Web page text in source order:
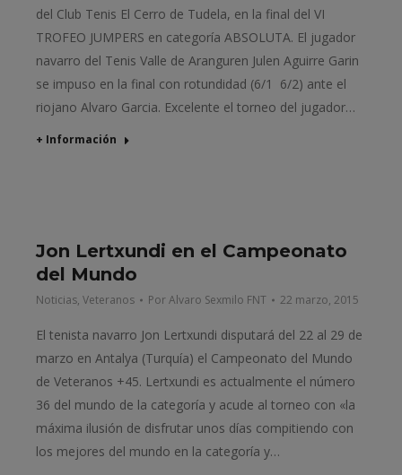
del Club Tenis El Cerro de Tudela, en la final del VI
TROFEO JUMPERS en categoría ABSOLUTA. El jugador
navarro del Tenis Valle de Aranguren Julen Aguirre Garin
se impuso en la final con rotundidad (6/1 6/2) ante el
riojano Alvaro Garcia. Excelente el torneo del jugador…
+ Información
Jon Lertxundi en el Campeonato
del Mundo
Noticias, Veteranos PorAlvaro Sexmilo FNT 22 marzo, 2015
El tenista navarro Jon Lertxundi disputará del 22 al 29 de
marzo en Antalya (Turquía) el Campeonato del Mundo
de Veteranos +45. Lertxundi es actualmente el número
36 del mundo de la categoría y acude al torneo con «la
máxima ilusión de disfrutar unos días compitiendo con
los mejores del mundo en la categoría y…